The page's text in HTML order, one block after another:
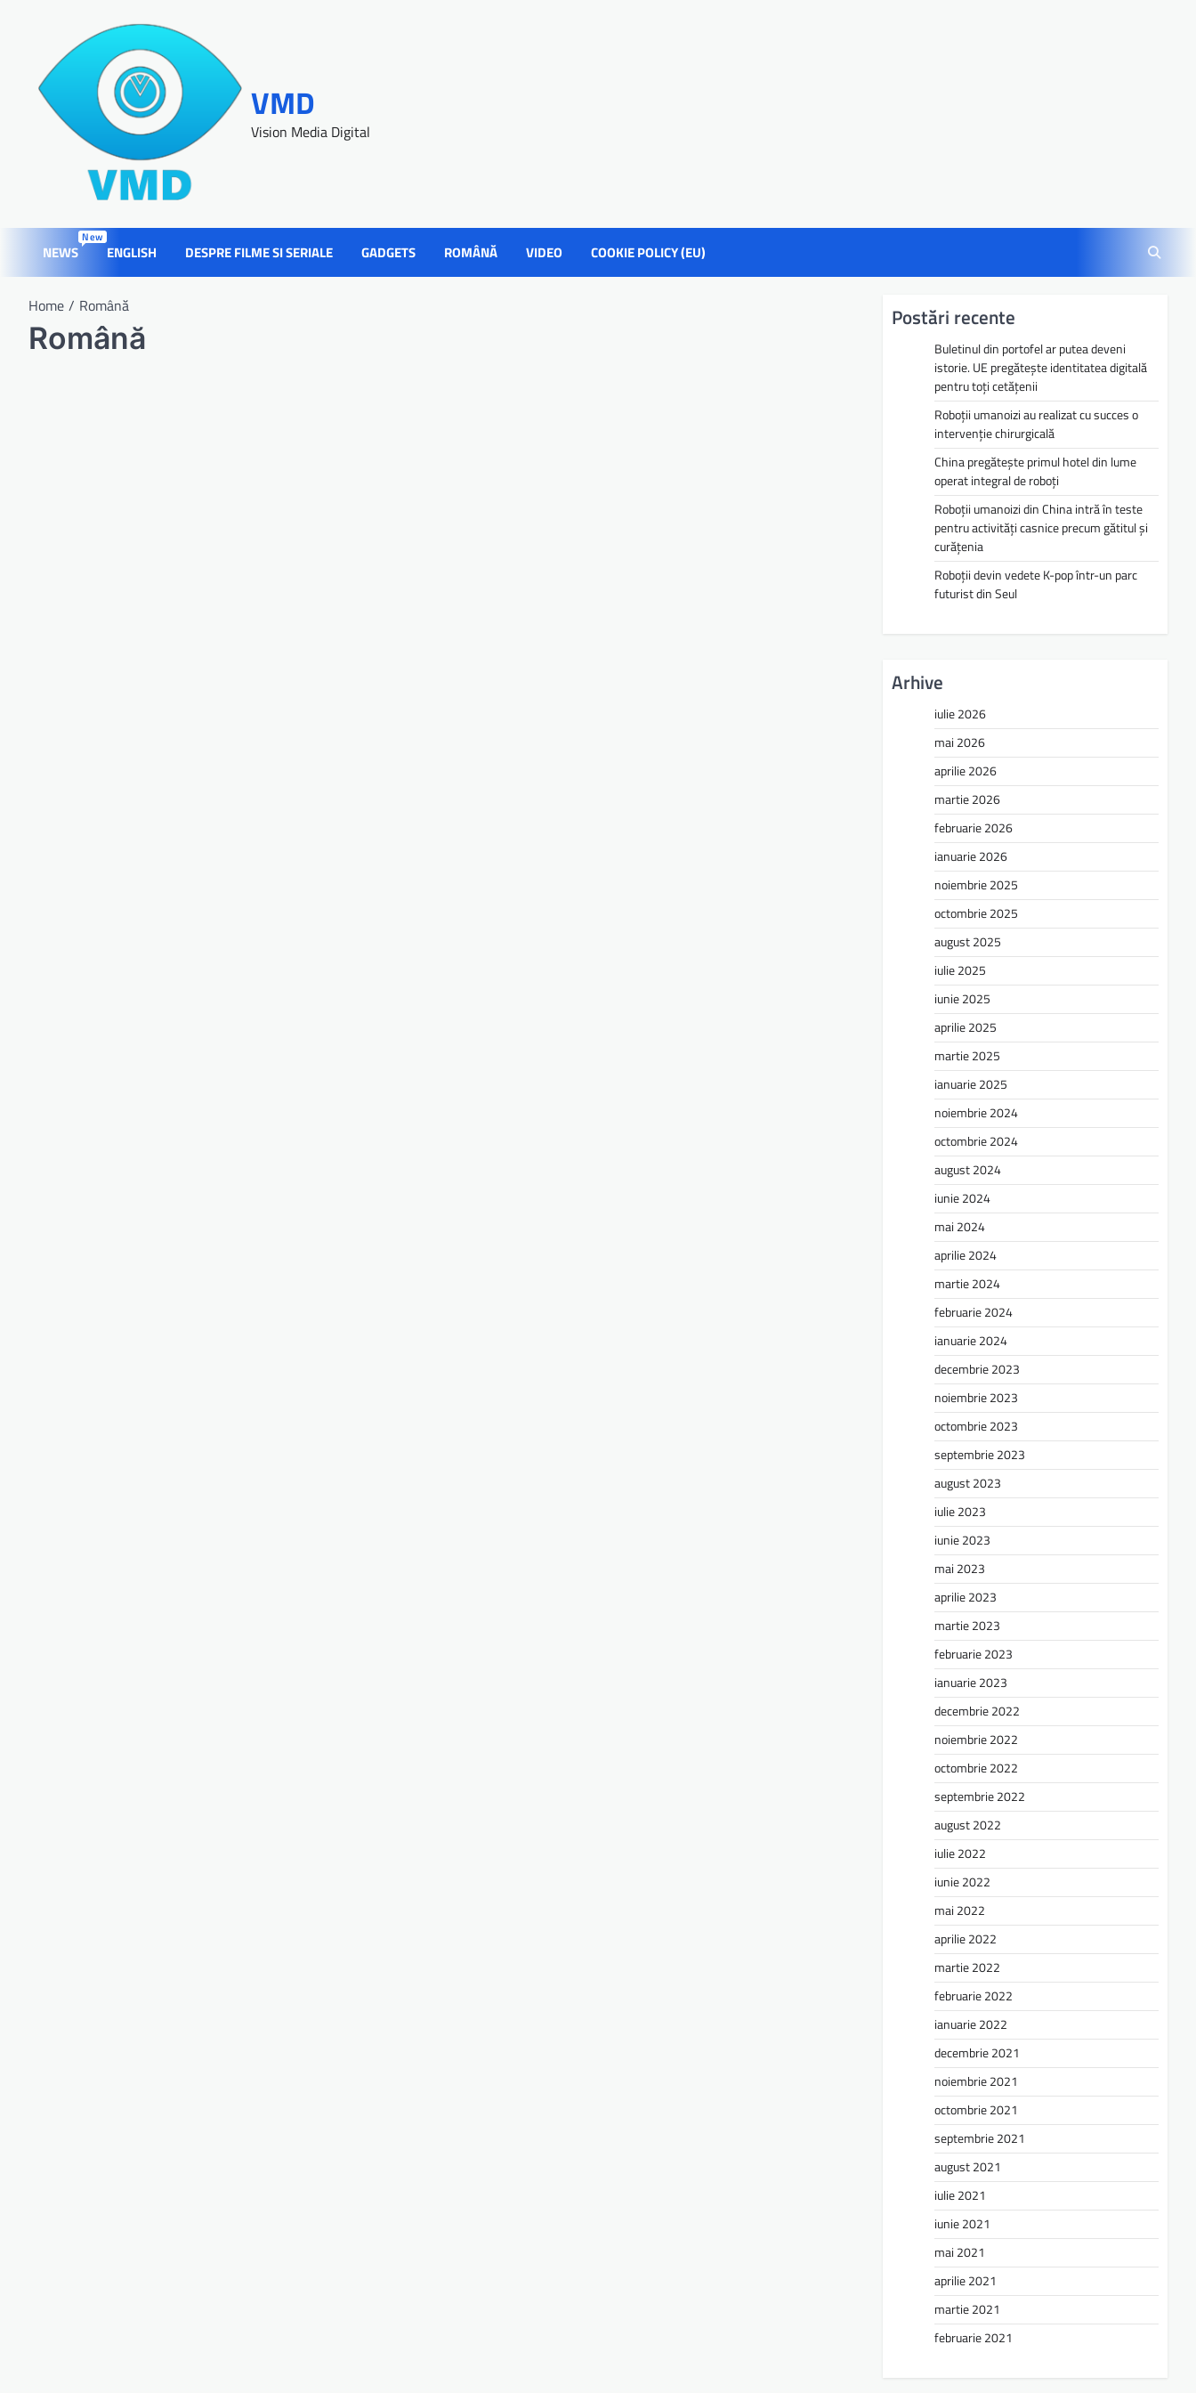
VMD
Vision Media Digital
NEWS
New
ENGLISH DESPRE FILME SI SERIALE GADGETS ROMÂNĂ VIDEO COOKIE POLICY (EU)
Home Română
Română
Postări recente
Buletinul din portofel ar putea deveni
istorie. UE pregătește identitatea digitală
pentru toți cetățenii
Roboții umanoizi au realizat cu succes o
intervenție chirurgicală
China pregătește primul hotel din lume
operat integral de roboți
Roboții umanoizi din China intră în teste
pentru activități casnice precum gătitul și
curățenia
Roboții devin vedete K-pop într-un parc
futurist din Seul
Arhive
iulie 2026
mai 2026
aprilie 2026
martie 2026
februarie 2026
ianuarie 2026
noiembrie 2025
octombrie 2025
august 2025
iulie 2025
iunie 2025
aprilie 2025
martie 2025
ianuarie 2025
noiembrie 2024
octombrie 2024
august 2024
iunie 2024
mai 2024
aprilie 2024
martie 2024
februarie 2024
ianuarie 2024
decembrie 2023
noiembrie 2023
octombrie 2023
septembrie 2023
august 2023
iulie 2023
iunie 2023
mai 2023
aprilie 2023
martie 2023
februarie 2023
ianuarie 2023
decembrie 2022
noiembrie 2022
octombrie 2022
septembrie 2022
august 2022
iulie 2022
iunie 2022
mai 2022
aprilie 2022
martie 2022
februarie 2022
ianuarie 2022
decembrie 2021
noiembrie 2021
octombrie 2021
septembrie 2021
august 2021
iulie 2021
iunie 2021
mai 2021
aprilie 2021
martie 2021
februarie 2021